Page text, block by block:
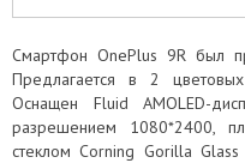
Смартфон OnePlus 9R был
Предлагается в 2
Оснащен Fluid AMOLED-
разрешением 1080*2400,
стеклом Corning Gorilla